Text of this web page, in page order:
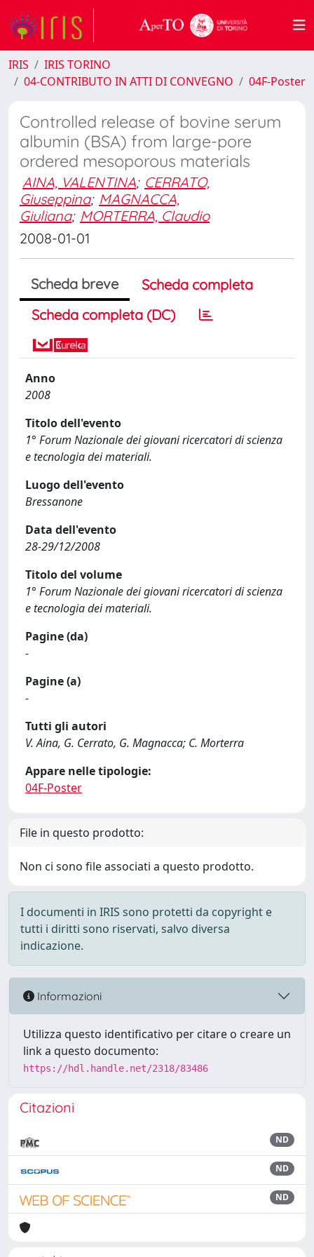
IRIS
IRIS TORINO
04-CONTRIBUTO IN ATTI DI CONVEGNO
04F-Poster
Controlled release of bovine serum
albumin (BSA) from large-pore
ordered mesoporous materials
AINA, VALENTINA; CERRATO,
Giuseppina; MAGNACCA,
Giuliana; MORTERRA, Claudio
2008-01-01
Scheda breve
Scheda completa
Scheda completa (DC)
Anno
2008
Titolo dell'evento
1° Forum Nazionale dei giovani ricercatori di scienza
e tecnologia dei materiali.
Luogo dell'evento
Bressanone
Data dell'evento
28-29/12/2008
Titolo del volume
1° Forum Nazionale dei giovani ricercatori di scienza
e tecnologia dei materiali.
Pagine (da)
-
Pagine (a)
-
Tutti gli autori
V. Aina, G. Cerrato, G. Magnacca; C. Morterra
Appare nelle tipologie:
04F-Poster
File in questo prodotto:
Non ci sono file associati a questo prodotto.
I documenti in IRIS sono protetti da copyright e
tutti i diritti sono riservati, salvo diversa
indicazione.
Informazioni
Utilizza questo identificativo per citare o creare un
link a questo documento:
https://hdl.handle.net/2318/83486
Citazioni
ND
ND
ND